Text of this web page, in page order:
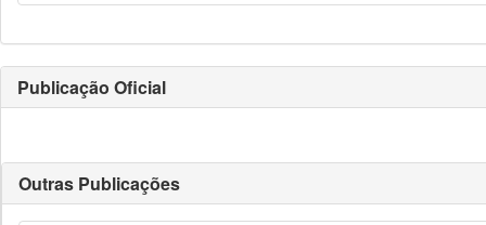
Publicação Oficial
Outras Publicações